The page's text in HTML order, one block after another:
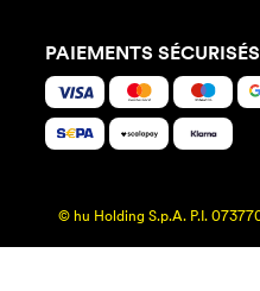
PAIEMENTS SÉCURISÉS
© hu Holding S.p.A. P.I.